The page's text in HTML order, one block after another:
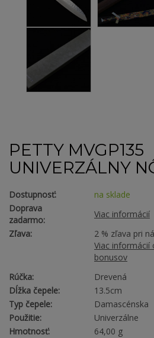
PETTY MVGP135
UNIVERZÁLNY
Dostupnosť:
na sklade
Doprava
zadarmo:
Viac informácií
Zľava:
2 % zľava pri
Viac informácií
bonusov
Rúčka:
Drevená
Dĺžka čepele:
13.5cm
Typ čepele:
Damascénska
Použitie:
Univerzálne
Hmotnosť:
64,00 g